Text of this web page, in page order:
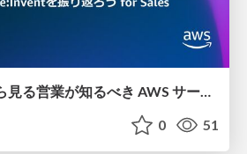
re:Invent 2025 から見る 営業が知るべき AWS サービス
0 51